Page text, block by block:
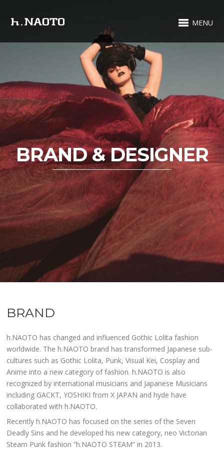
MENU
BRAND & DESIGNER
BRAND
h.NAOTO has changed and influenced Gothic Lolita fashion
worldwide. The h.NAOTO brand has transformed Japanese sub-
cultures such as Gothic Lolita, Punk, Visual Kei, Cosplay and
Anime into a new category of fashion. h.NAOTO is also
recognized by international musicians and Japanese Musicians
including GACKT, YOSHIKI from X JAPAN and hyde have
collaborated with h.NAOTO.
Recently h.NAOTO has focused on the series of the Seven
Deadly Sins and he developed his new category, neo Victorian
Steam Punk fashion “h.NAOTO STEAM” in 2013.